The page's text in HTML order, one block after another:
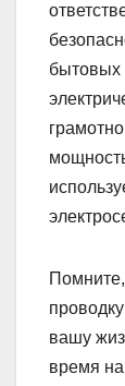
бытовых
вашу
время